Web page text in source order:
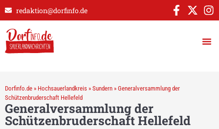
redaktion@dorfinfo.de
Dorfinfo.de » Hochsauerlandkreis » Sundern » Generalversammlung der
Schützenbruderschaft Hellefeld
Generalversammlung der
Schützenbruderschaft Hellefeld